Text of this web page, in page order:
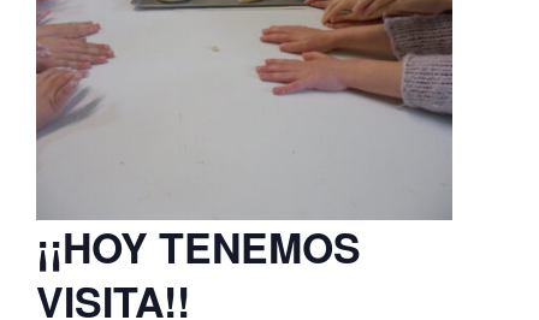
ERLE-KIDE
NOTICIAS
¡¡HOY TENEMOS
VISITA!!